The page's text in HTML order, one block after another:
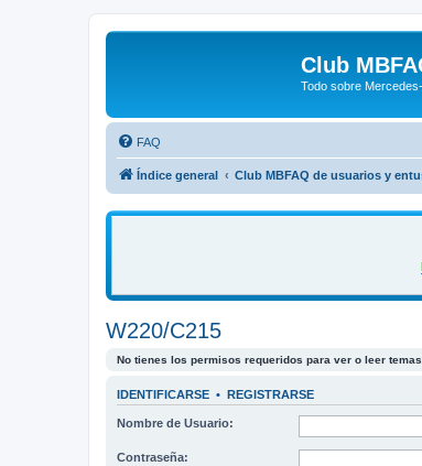
Club
Todo sobre
FAQ
Índice general Club MBFAQ de usuarios y
W220/C215
No tienes los permisos requeridos para ver o leer temas
IDENTIFICARSE • REGISTRARSE
Nombre de Usuario:
Contraseña: